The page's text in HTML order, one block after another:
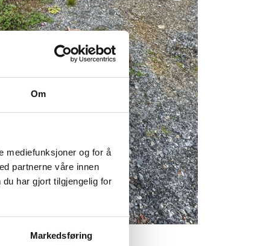
Om
mediefunksjoner og for å
partnerne våre innen
har gjort tilgjengelig for
Markedsføring